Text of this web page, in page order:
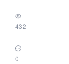
432
0